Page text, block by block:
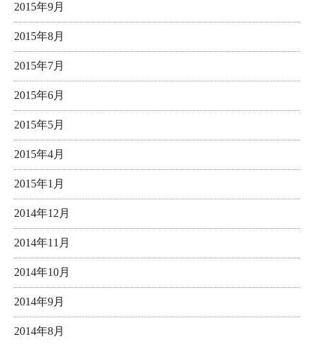
2015年9月
2015年8月
2015年7月
2015年6月
2015年5月
2015年4月
2015年1月
2014年12月
2014年11月
2014年10月
2014年9月
2014年8月